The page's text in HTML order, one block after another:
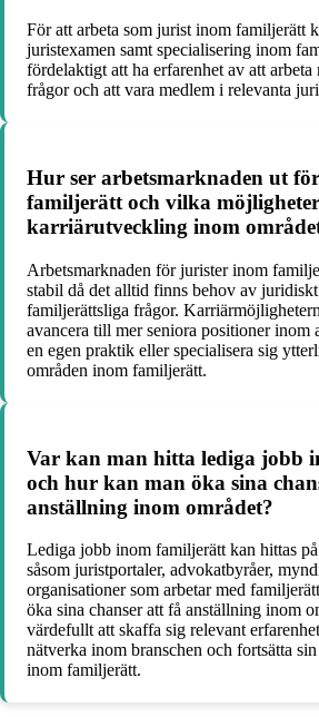
För att arbeta som jurist inom familjerätt
juristexamen samt specialisering inom
fördelaktigt att ha erfarenhet av att
frågor och att vara medlem i relevanta
Hur ser arbetsmarknaden ut
familjerätt och vilka
karriärutveckling inom
Arbetsmarknaden för jurister inom
stabil då det alltid finns behov av
familjerättsliga frågor.
avancera till mer seniora positioner inom
en egen praktik eller specialisera sig
områden inom familjerätt.
Var kan man hitta lediga jobb
och hur kan man öka sina
anställning inom området?
Lediga jobb inom familjerätt kan hittas
såsom juristportaler, advokatbyråer,
organisationer som arbetar med
öka sina chanser att få anställning inom
värdefullt att skaffa sig relevant
nätverka inom branschen och fortsätta
inom familjerätt.